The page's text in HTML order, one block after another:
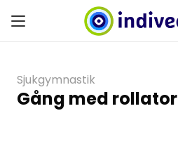
Sjukgymnastik
Gång med rollator